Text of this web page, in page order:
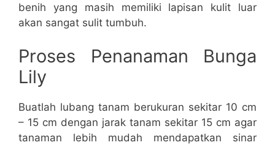
benih yang masih memiliki lapisan kulit luar
akan sangat sulit tumbuh.
Proses Penanaman Bunga
Lily
Buatlah lubang tanam berukuran sekitar 10 cm
– 15 cm dengan jarak tanam sekitar 15 cm agar
tanaman lebih mudah mendapatkan sinar